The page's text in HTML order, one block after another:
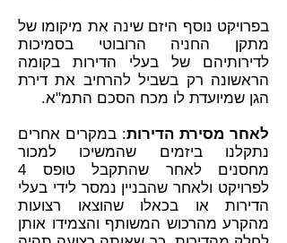
בפרויקט נוסף היזם שינה את מיקומו של
מתקן החניה הרובוטי בסמיכות
לדירותיהם של בעלי הדירות בקומה
הראשונה רק בשביל להרחיב את דירת
הגן שמיועדת לו מכח הסכם התמ"א.
לאחר מסירת הדירות: במקרים אחרים
נתקלנו ביזמים שהמשיכו למכור
מחסנים לאחר שהתקבל טופס 4
לפרויקט ולאחר שהבניין נמסר לידי בעלי
הדירות או בכאלו שהוצאו רצועות
מהקרע מהרכוש המשותף והצמידו אותן